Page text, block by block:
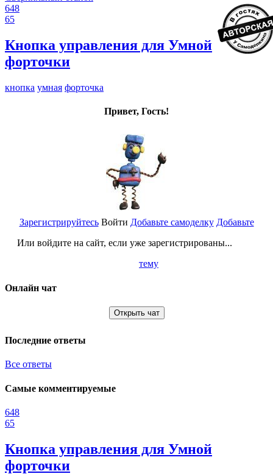
648
65
Кнопка управления для Умной
форточки
кнопка умная форточка
Привет, Гость!
Зарегистрируйтесь
Или войдите на сайт, если уже зарегистрированы...
Войти Добавьте самоделку Добавьте
тему
Онлайн чат
Открыть чат
Последние ответы
Все ответы
Самые комментируемые
648
65
Кнопка управления для Умной
форточки